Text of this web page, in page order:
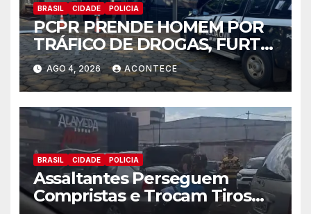
BRASIL CIDADE POLICIA
PCPR PRENDE HOMEM POR
TRÁFICO DE DROGAS, FURTO
DE ENERGIA E CUMPRE
MANDADO DE BUSCA EM
FOZ DO IGUAÇU
AGO 4, 2026 ACONTECE
BRASIL CIDADE POLICIA
Assaltantes Perseguem
Compristas e Trocam Tiros